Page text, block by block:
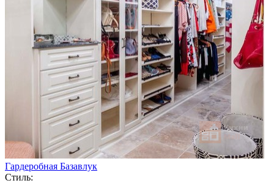
Гардеробная Базавлук
Стиль: